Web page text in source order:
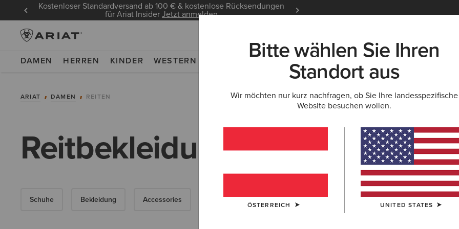
Kostenloser Standardversand ab 100 € & kostenlose Rücksendungen
für Ariat InsiderJetzt anmelden
DAMEN HERREN KINDER WESTERN NEU & FEATURED ARIAT LIFE OUTLET
ARIAT DAMEN REITEN
Reitbekleidung und -schuhe
Schuhe Bekleidung Accessories
Bitte wählen Sie Ihren
Standort aus
Wir möchten nur kurz nachfragen, ob Sie Ihre landesspezifische
Website besuchen wollen.
ÖSTERREICH UNITED STATES